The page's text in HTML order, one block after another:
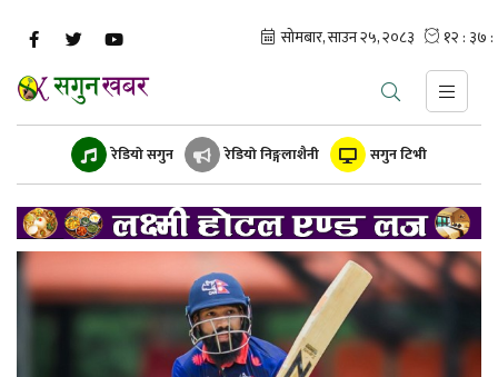
रेडियो सगुन रेडियो निङ्गलाशैनी सगुन टिभी